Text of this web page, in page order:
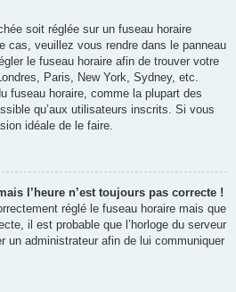
soit réglée sur un fuseau horaire
cas, veuillez vous rendre dans le panneau
le fuseau horaire afin de trouver votre
Paris, New York, Sydney, etc.
fuseau horaire, comme la plupart des
qu’aux utilisateurs inscrits. Si vous
idéale de le faire.
l’heure n’est toujours pas correcte !
réglé le fuseau horaire mais que
il est probable que l’horloge du serveur
un administrateur afin de lui communiquer